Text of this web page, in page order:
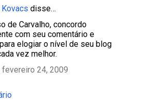
disse…
de Carvalho, concordo
com seu comentário e
elogiar o nível de seu blog
vez melhor.
fevereiro 24, 2009